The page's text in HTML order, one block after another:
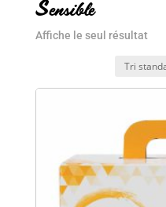
Sensible
Affiche le seul résultat